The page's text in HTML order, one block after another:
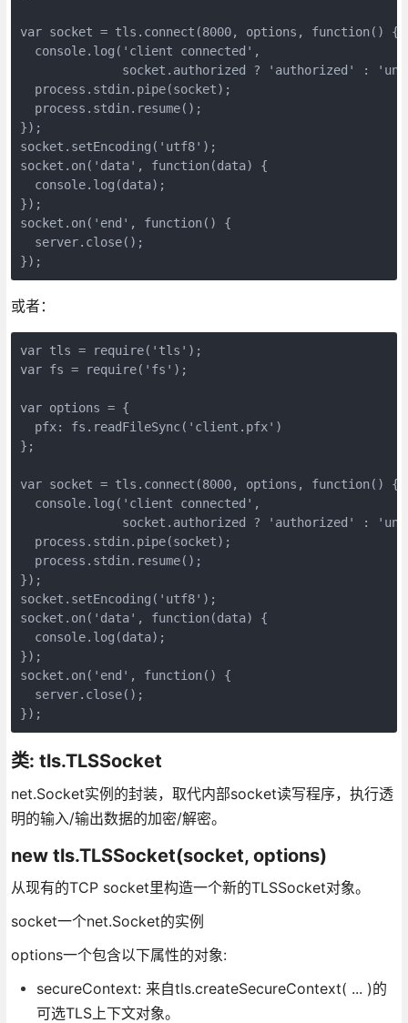
var socket = tls.connect(8000, options, function() {
  console.log('client connected',
socket.authorized ? 'authorized' :
  process.stdin.pipe(socket);
  process.stdin.resume();
});
socket.setEncoding('utf8');
socket.on('data', function(data) {
  console.log(data);
});
socket.on('end', function() {
  server.close();
});
或者：
var tls = require('tls');
var fs = require('fs');
var options = {
  pfx: fs.readFileSync('client.pfx')
};
var socket = tls.connect(8000, options, function() {
  console.log('client connected',
socket.authorized ? 'authorized' :
  process.stdin.pipe(socket);
  process.stdin.resume();
});
socket.setEncoding('utf8');
socket.on('data', function(data) {
  console.log(data);
});
socket.on('end', function() {
  server.close();
});
类: tls.TLSSocket
net.Socket实例的封装，取代内部socket读写程序，执行透
明的输入/输出数据的加密/解密。
new tls.TLSSocket(socket, options)
从现有的TCP socket里构造一个新的TLSSocket对象。
socket一个net.Socket的实例
options一个包含以下属性的对象:
secureContext: 来自tls.createSecureContext( ... )的
可选TLS上下文对象。